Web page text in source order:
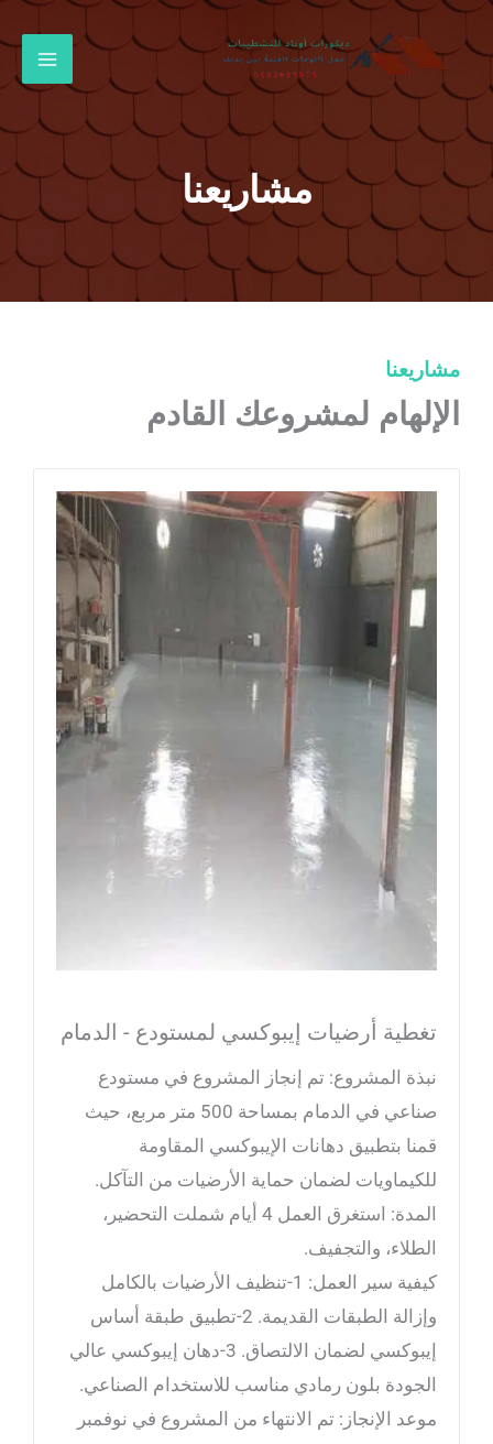
تخطي
إلى
المحتوى
مشاريعنا
مشاريعنا
الإلهام لمشروعك القادم
تغطية أرضيات إيبوكسي لمستودع - الدمام
نبذة المشروع: تم إنجاز المشروع في مستودع
صناعي في الدمام بمساحة 500 متر مربع، حيث
قمنا بتطبيق دهانات الإيبوكسي المقاومة
للكيماويات لضمان حماية الأرضيات من التآكل.
المدة: استغرق العمل 4 أيام شملت التحضير،
الطلاء، والتجفيف.
كيفية سير العمل: 1-تنظيف الأرضيات بالكامل
وإزالة الطبقات القديمة. 2-تطبيق طبقة أساس
إيبوكسي لضمان الالتصاق. 3-دهان إيبوكسي عالي
الجودة بلون رمادي مناسب للاستخدام الصناعي.
موعد الإنجاز: تم الانتهاء من المشروع في نوفمبر